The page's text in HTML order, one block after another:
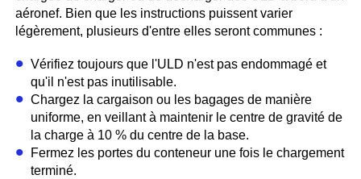
aéronef. Bien que les instructions puissent varier
légèrement, plusieurs d'entre elles seront communes :
Vérifiez toujours que l'ULD n'est pas endommagé et
qu'il n'est pas inutilisable.
Chargez la cargaison ou les bagages de manière
uniforme, en veillant à maintenir le centre de gravité de
la charge à 10 % du centre de la base.
Fermez les portes du conteneur une fois le chargement
terminé.